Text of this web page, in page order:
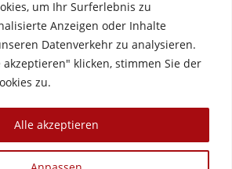
um Ihr Surferlebnis zu
Anzeigen oder Inhalte
Datenverkehr zu analysieren.
akzeptieren" klicken, stimmen Sie der
zu.
Alle akzeptieren